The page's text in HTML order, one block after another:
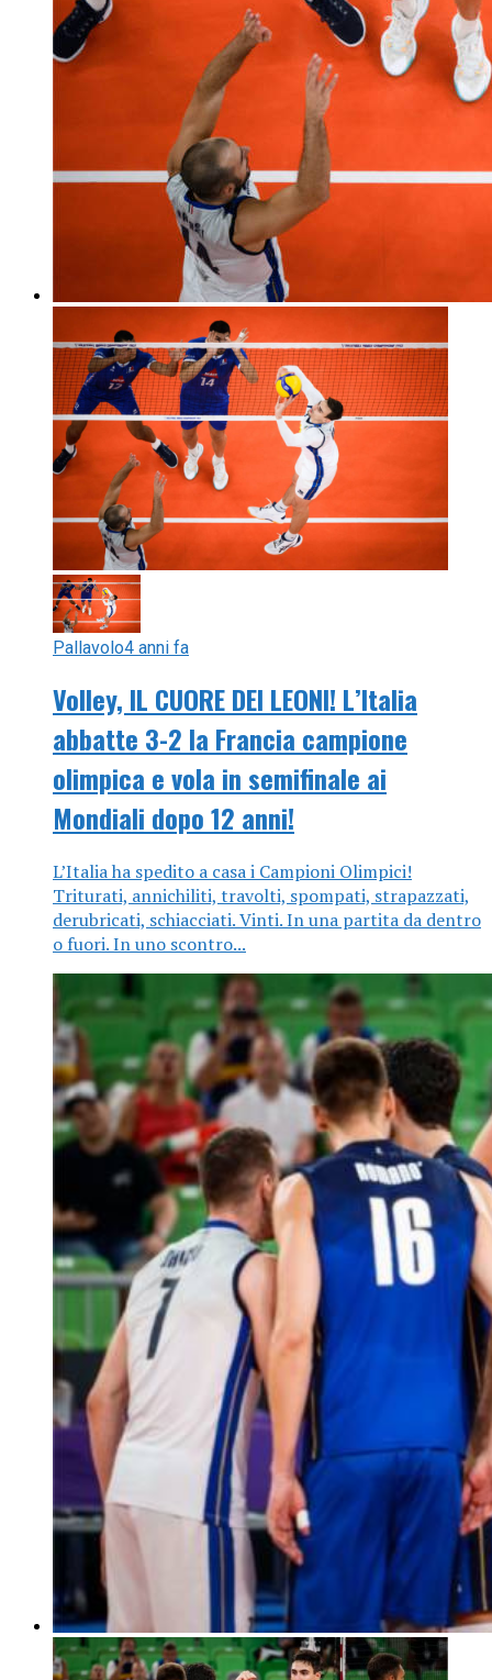
Pallavolo4 anni fa
Volley, IL CUORE DEI LEONI! L’Italia
abbatte 3-2 la Francia campione
olimpica e vola in semifinale ai
Mondiali dopo 12 anni!
L’Italia ha spedito a casa i Campioni Olimpici!
Triturati, annichiliti, travolti, spompati, strapazzati,
derubricati, schiacciati. Vinti. In una partita da dentro
o fuori. In uno scontro...